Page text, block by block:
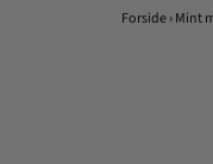
Forside › Mint